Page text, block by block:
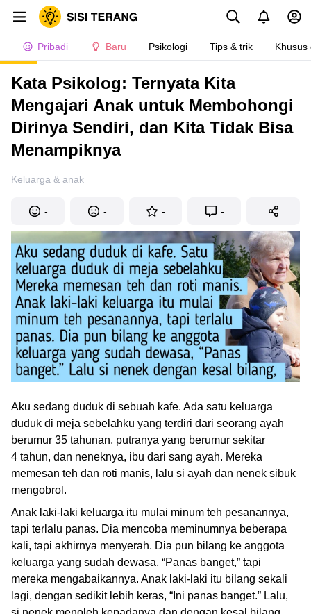
Pribadi Baru Psikologi Tips & trik Khusus
Kata Psikolog: Ternyata Kita
Mengajari Anak untuk Membohongi
Dirinya Sendiri, dan Kita Tidak Bisa
Menampiknya
Keluarga & anak
- - - -
Aku sedang duduk di sebuah kafe. Ada satu keluarga
duduk di meja sebelahku yang terdiri dari seorang ayah
berumur 35 tahunan, putranya yang berumur sekitar
4 tahun, dan neneknya, ibu dari sang ayah. Mereka
memesan teh dan roti manis, lalu si ayah dan nenek sibuk
mengobrol.
Anak laki-laki keluarga itu mulai minum teh pesanannya,
tapi terlalu panas. Dia mencoba meminumnya beberapa
kali, tapi akhirnya menyerah. Dia pun bilang ke anggota
keluarga yang sudah dewasa, “Panas banget,” tapi
mereka mengabaikannya. Anak laki-laki itu bilang sekali
lagi, dengan sedikit lebih keras, “Ini panas banget.” Lalu,